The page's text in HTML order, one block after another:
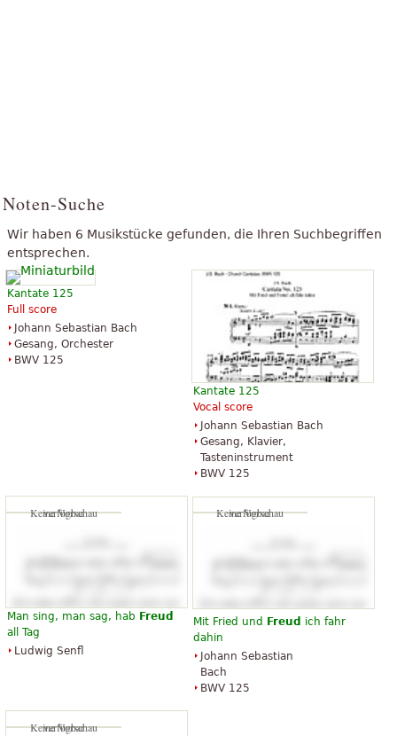
Noten-Suche
Wir haben 6 Musikstücke gefunden, die Ihren Suchbegriffen
entsprechen.
Kantate 125
Full score
Johann Sebastian Bach
Gesang, Orchester
BWV 125
Kantate 125
Vocal score
Johann Sebastian Bach
Gesang, Klavier,
Tasteninstrument
BWV 125
Keine Vorschau verfügbar
Man sing, man sag, hab Freud
all Tag
Ludwig Senfl
Keine Vorschau verfügbar
Mit Fried und Freud ich fahr
dahin
Johann Sebastian
Bach
BWV 125
Keine Vorschau verfügbar